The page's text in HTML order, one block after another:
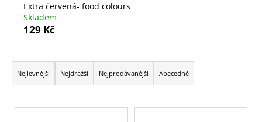
Extra červená- food colours
Skladem
129 Kč
Ř
a
z
e
Nejlevnější Nejdražší Nejprodávanější Abecedně
V
D
o
p